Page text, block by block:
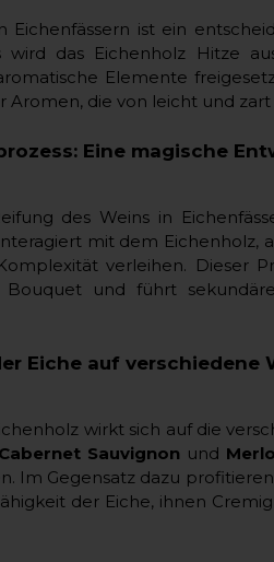
Eichenfässern ist ein
wird das Eichenholz Hitze
Elemente
Aromen, die von leicht und
Eine magische
des Weins in
mit dem Eichenholz,
verleihen. Dieser
Bouquet und führt
Eiche auf verschiedene
wirkt sich auf die
Cabernet Sauvignon und
Im Gegensatz dazu
der Eiche, ihnen